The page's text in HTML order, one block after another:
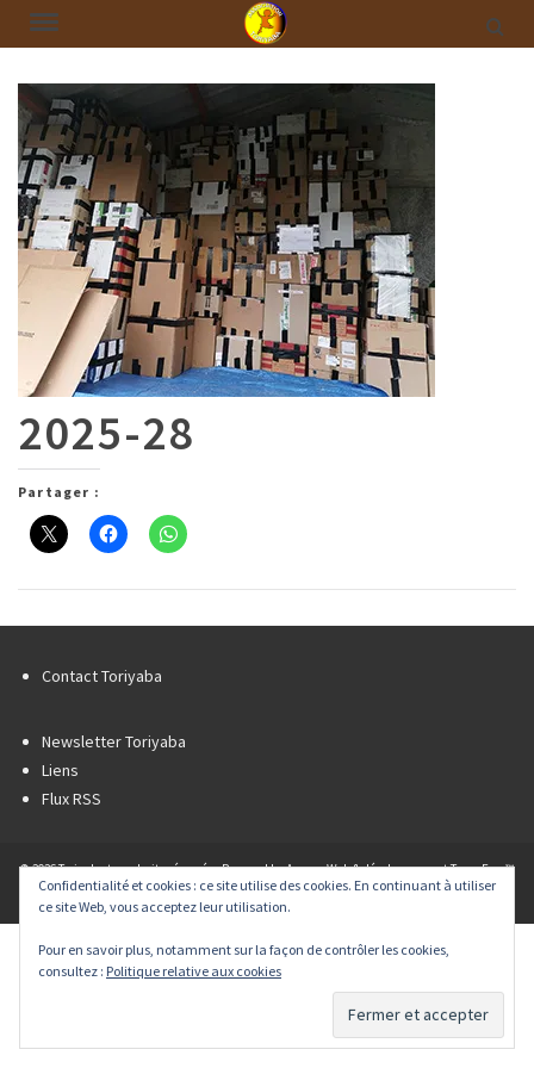
2025-28
Partager :
Contact Toriyaba
Newsletter Toriyaba
Liens
Flux RSS
© 2026 Toriyaba tous droits réservés - Powered byAgence Web & développement Team Ever™
Confidentialité et cookies : ce site utilise des cookies. En continuant à utiliser
ce site Web, vous acceptez leur utilisation.
Pour en savoir plus, notamment sur la façon de contrôler les cookies,
consultez : Politique relative aux cookies